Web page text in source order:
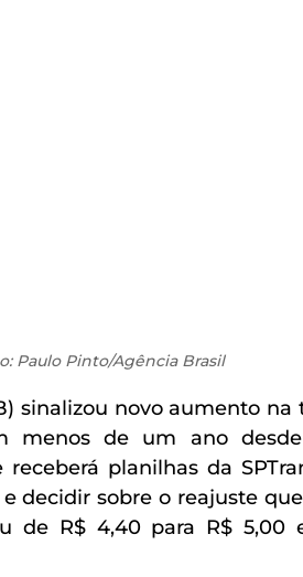
Paulo Pinto/Agência Brasil
sinalizou novo aumento na
menos de um ano
planilhas da
decidir sobre o reajuste
de R$ 4,40 para R$ 5,00